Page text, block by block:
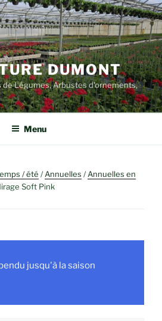
DUMONT
de Légumes, Arbustes d'ornements,
Menu
/ été /Annuelles /Annuelles en
Soft Pink
jusqu'à la saison